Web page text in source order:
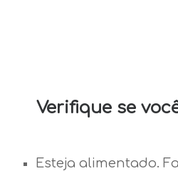
Verifique se
Esteja alimentado.